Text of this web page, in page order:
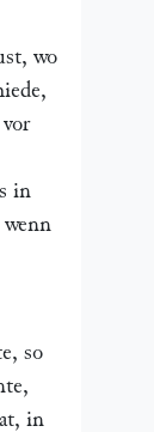
wo
in
so
in